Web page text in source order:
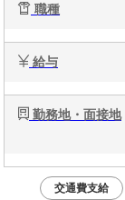
職種
給与
勤務地・面接地
交通費支給